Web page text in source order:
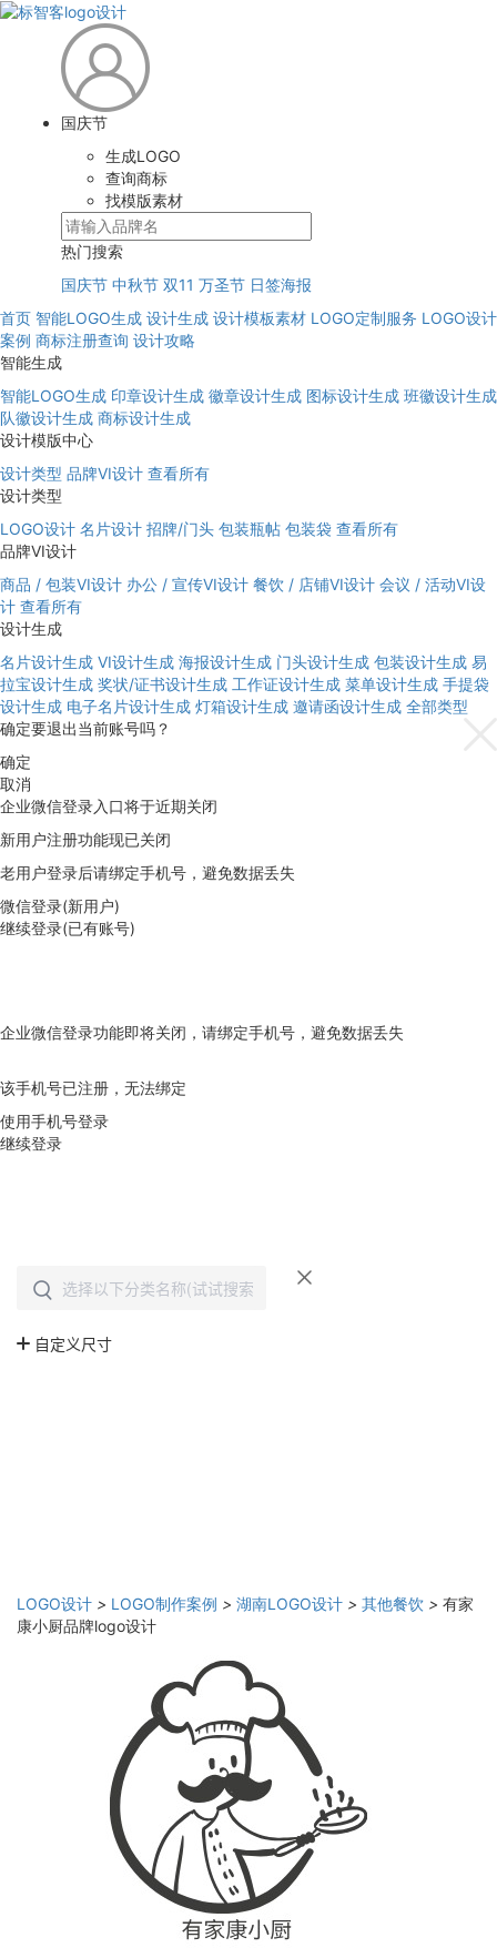
国庆节
生成LOGO
查询商标
找模版素材
热门搜索
国庆节 中秋节 双11 万圣节 日签海报
首页 智能LOGO生成 设计生成 设计模板素材 LOGO定制服务 LOGO设计
案例 商标注册查询 设计攻略
智能生成
智能LOGO生成 印章设计生成 徽章设计生成 图标设计生成 班徽设计生成
队徽设计生成 商标设计生成
设计模版中心
设计类型 品牌VI设计 查看所有
设计类型
LOGO设计 名片设计 招牌/门头 包装瓶帖 包装袋 查看所有
品牌VI设计
商品 / 包装VI设计 办公 / 宣传VI设计 餐饮 / 店铺VI设计 会议 / 活动VI设
计 查看所有
设计生成
名片设计生成 VI设计生成 海报设计生成 门头设计生成 包装设计生成 易
拉宝设计生成 奖状/证书设计生成 工作证设计生成 菜单设计生成 手提袋
设计生成 电子名片设计生成 灯箱设计生成 邀请函设计生成 全部类型
确定要退出当前账号吗？
确定
取消
企业微信登录入口将于近期关闭
新用户注册功能现已关闭
老用户登录后请绑定手机号，避免数据丢失
微信登录(新用户)
继续登录(已有账号)
企业微信登录功能即将关闭，请绑定手机号，避免数据丢失
该手机号已注册，无法绑定
使用手机号登录
继续登录
LOGO设计 > LOGO制作案例 > 湖南LOGO设计 > 其他餐饮 > 有家
康小厨品牌logo设计